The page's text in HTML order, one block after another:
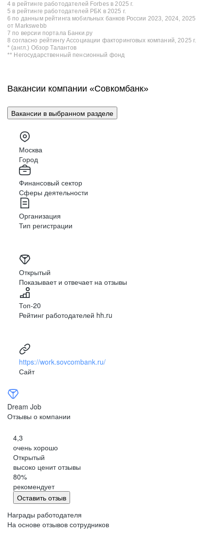
4 в рейтинге работодателей Forbes в 2025 г.
5 в рейтинге работодателей РБК в 2025 г.
6 по данным рейтинга мобильных банков России 2023, 2024, 2025
от Markswebb
7 по версии портала Банки.ру
8 согласно рейтингу Ассоциации факторинговых компаний, 2025 г.
* (англ.) Обзор Талантов
** Негосударственный пенсионный фонд
Вакансии компании «Совкомбанк»
Вакансии в выбранном разделе
Москва
Город
Финансовый сектор
Сферы деятельности
Организация
Тип регистрации
Открытый
Показывает и отвечает на отзывы
Топ-20
Рейтинг работодателей hh.ru
https://work.sovcombank.ru/
Сайт
Dream Job
Отзывы о компании
4,3
очень хорошо
Открытый
высоко ценит отзывы
80%
рекомендует
Оставить отзыв
Награды работодателя
На основе отзывов сотрудников